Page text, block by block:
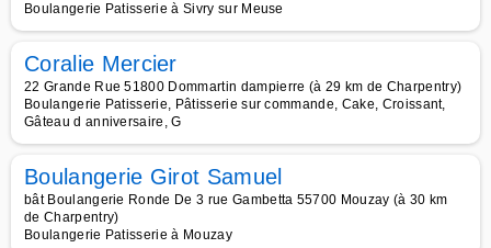
Boulangerie Patisserie à Sivry sur Meuse
Coralie Mercier
22 Grande Rue 51800 Dommartin dampierre (à 29 km de Charpentry)
Boulangerie Patisserie, Pâtisserie sur commande, Cake, Croissant,
Gâteau d anniversaire, G
Boulangerie Girot Samuel
bât Boulangerie Ronde De 3 rue Gambetta 55700 Mouzay (à 30 km
de Charpentry)
Boulangerie Patisserie à Mouzay